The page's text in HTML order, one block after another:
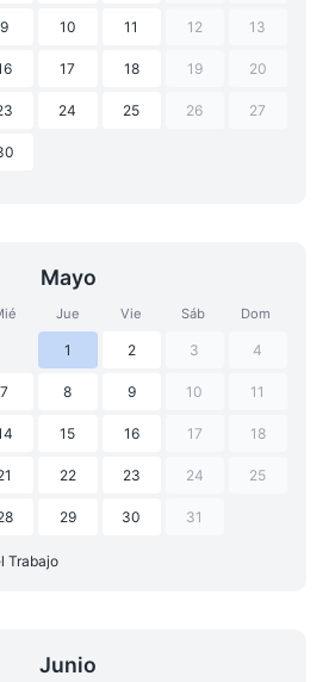
9 10 11 12 13
17 18 19 20
24 25 26 27
Mayo
Jue Vie Sáb Dom
1 2 3 4
7 8 9 10 11
15 16 17 18
22 23 24 25
29 30 31
Trabajo
Junio